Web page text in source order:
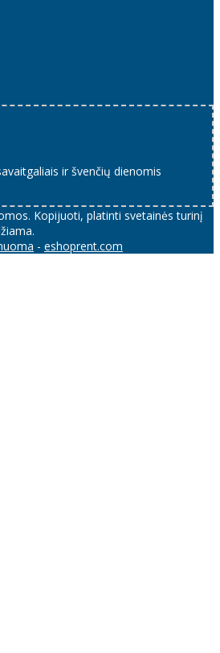
ir švenčių dienomis
Kopijuoti, platinti svetainės turinį
- eshoprent.com